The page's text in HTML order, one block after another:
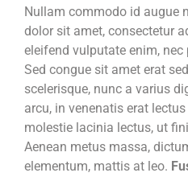
Nullam commodo id augue
dolor sit amet, consectetur
eleifend vulputate enim,
Sed congue sit amet erat
scelerisque, nunc a varius
arcu, in venenatis erat
molestie lacinia lectus, ut
Aenean metus massa,
elementum, mattis at leo.